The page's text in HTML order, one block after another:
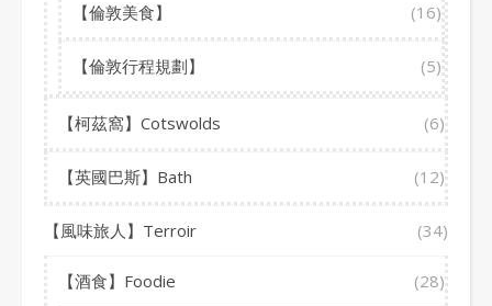
【倫敦美食】 (16)
【倫敦行程規劃】 (5)
【柯茲窩】Cotswolds (6)
【英國巴斯】Bath (12)
【風味旅人】Terroir (34)
【酒食】Foodie (28)